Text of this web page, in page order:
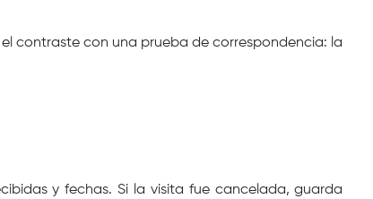
contraste con una prueba de correspondencia: la
y fechas. Si la visita fue cancelada, guarda